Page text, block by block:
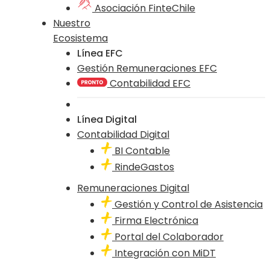
Asociación FinteChile
Nuestro
Ecosistema
Línea EFC
Gestión Remuneraciones EFC
Contabilidad EFC
Línea Digital
Contabilidad Digital
BI Contable
RindeGastos
Remuneraciones Digital
Gestión y Control de Asistencia
Firma Electrónica
Portal del Colaborador
Integración con MiDT